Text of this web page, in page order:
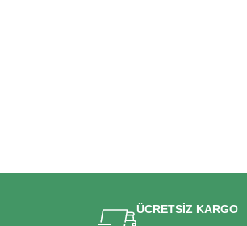
ÜCRETSİZ KARGO